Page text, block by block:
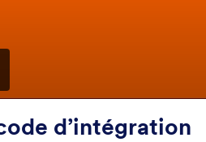
d’intégration